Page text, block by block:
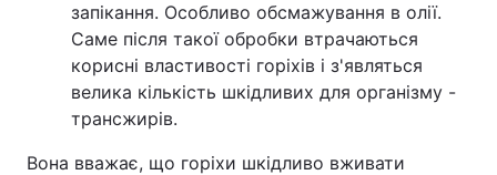
запікання. Особливо обсмажування в олії.
Саме після такої обробки втрачаються
корисні властивості горіхів і з'являться
велика кількість шкідливих для організму -
трансжирів.
Вона вважає, що горіхи шкідливо вживати